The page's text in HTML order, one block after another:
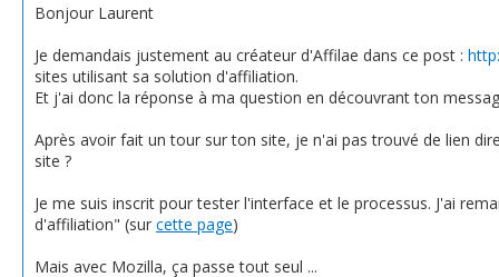
Bonjour Laurent
Je demandais justement au créateur d'Affilae dans ce post :
sites utilisant sa solution d'affiliation.
Et j'ai donc la réponse à ma question en découvrant ton
Après avoir fait un tour sur ton site, je n'ai pas trouvé de lien
site ?
Je me suis inscrit pour tester l'interface et le processus. J'ai
d'affiliation" (sur cette page)
Mais avec Mozilla, ça passe tout seul ...